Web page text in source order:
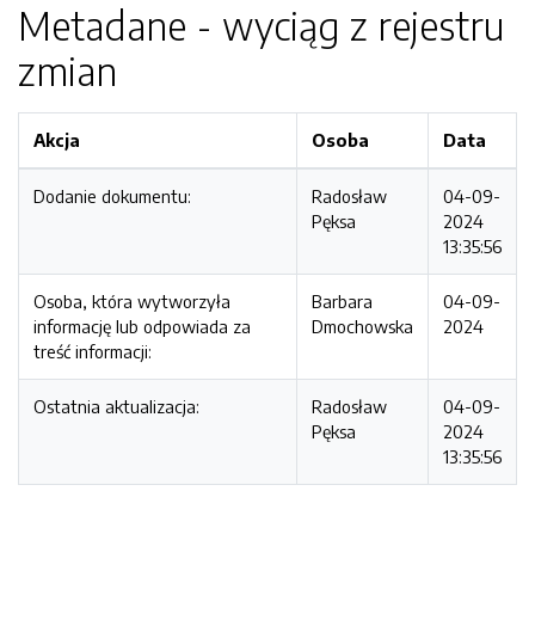
Metadane - wyciąg z rejestru
zmian
Akcja Osoba Data
Dodanie dokumentu:
Radosław
Pęksa
04-09-
2024
13:35:56
Osoba, która wytworzyła
informację lub odpowiada za
treść informacji:
Barbara
Dmochowska
04-09-
2024
Ostatnia aktualizacja:
Radosław
Pęksa
04-09-
2024
13:35:56